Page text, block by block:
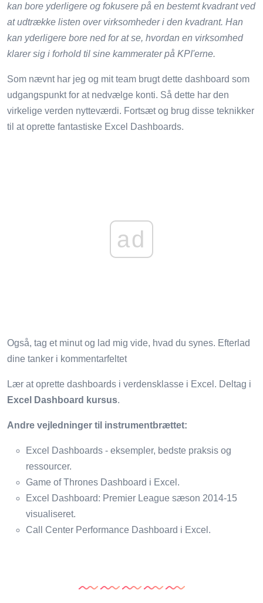
kan bore yderligere og fokusere på en bestemt kvadrant ved
at udtrække listen over virksomheder i den kvadrant. Han
kan yderligere bore ned for at se, hvordan en virksomhed
klarer sig i forhold til sine kammerater på KPI'erne.
Som nævnt har jeg og mit team brugt dette dashboard som
udgangspunkt for at nedvælge konti. Så dette har den
virkelige verden nytteværdi. Fortsæt og brug disse teknikker
til at oprette fantastiske Excel Dashboards.
ad
Også, tag et minut og lad mig vide, hvad du synes. Efterlad
dine tanker i kommentarfeltet
Lær at oprette dashboards i verdensklasse i Excel. Deltag i
Excel Dashboard kursus.
Andre vejledninger til instrumentbrættet:
Excel Dashboards - eksempler, bedste praksis og
ressourcer.
Game of Thrones Dashboard i Excel.
Excel Dashboard: Premier League sæson 2014-15
visualiseret.
Call Center Performance Dashboard i Excel.